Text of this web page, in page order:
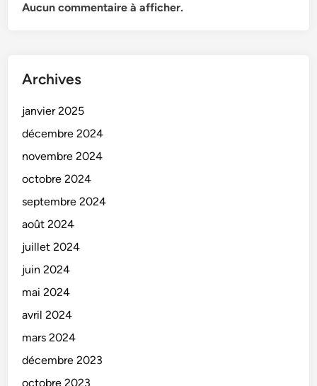
Aucun commentaire à afficher.
Archives
janvier 2025
décembre 2024
novembre 2024
octobre 2024
septembre 2024
août 2024
juillet 2024
juin 2024
mai 2024
avril 2024
mars 2024
décembre 2023
octobre 2023